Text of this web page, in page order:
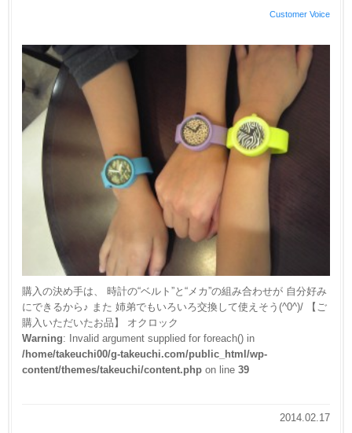
Customer Voice
購入の決め手は、 時計の“ベルト”と“メカ”の組み合わせが 自分好み
にできるから♪ また 姉弟でもいろいろ交換して使えそう(^0^)/ 【ご
購入いただいたお品】 オクロック
Warning: Invalid argument supplied for foreach() in
/home/takeuchi00/g-takeuchi.com/public_html/wp-
content/themes/takeuchi/content.php on line 39
2014.02.17